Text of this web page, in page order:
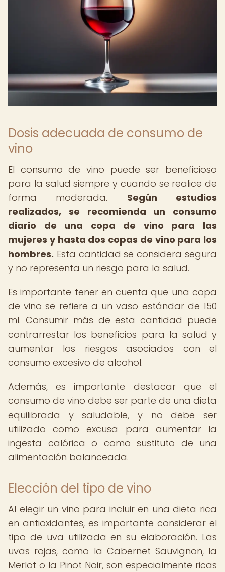
Dosis adecuada de consumo de
vino
El consumo de vino puede ser beneficioso
para la salud siempre y cuando se realice de
forma moderada. Según estudios
realizados, se recomienda un consumo
diario de una copa de vino para las
mujeres y hasta dos copas de vino para los
hombres. Esta cantidad se considera segura
y no representa un riesgo para la salud.
Es importante tener en cuenta que una copa
de vino se refiere a un vaso estándar de 150
ml. Consumir más de esta cantidad puede
contrarrestar los beneficios para la salud y
aumentar los riesgos asociados con el
consumo excesivo de alcohol.
Además, es importante destacar que el
consumo de vino debe ser parte de una dieta
equilibrada y saludable, y no debe ser
utilizado como excusa para aumentar la
ingesta calórica o como sustituto de una
alimentación balanceada.
Elección del tipo de vino
Al elegir un vino para incluir en una dieta rica
en antioxidantes, es importante considerar el
tipo de uva utilizada en su elaboración. Las
uvas rojas, como la Cabernet Sauvignon, la
Merlot o la Pinot Noir, son especialmente ricas